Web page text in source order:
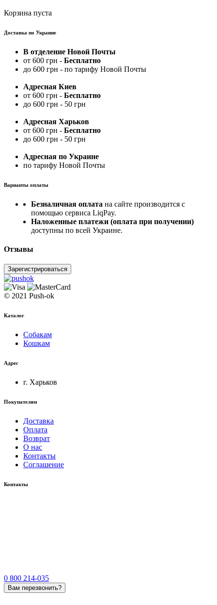
Корзина пуста
Доставка по Украине
В отделение Новой Почты
от 600 грн - Бесплатно
до 600 грн - по тарифу Новой Почты
Адресная Киев
от 600 грн - Бесплатно
до 600 грн - 50 грн
Адресная Харьков
от 600 грн - Бесплатно
до 600 грн - 50 грн
Адресная по Украине
по тарифу Новой Почты
Варианты оплаты
Безналичная оплата на сайте производится с
помощью сервиса LiqPay.
Наложенные платежи (оплата при получении)
доступны по всей Украине.
Отзывы
Зарегистрироваться
© 2021 Push-ok
Каталог
Собакам
Кошкам
Адрес
г. Харьков
Покупателям
Доставка
Оплата
Возврат
О нас
Контакты
Соглашение
Контакты
0 800 214-035
Вам перезвонить?